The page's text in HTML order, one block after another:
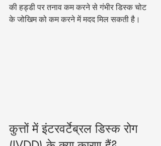
की हड्डी पर तनाव कम करने से गंभीर डिस्क चोट
के जोखिम को कम करने में मदद मिल सकती है।
कुत्तों में इंटरवर्टेब्रल डिस्क रोग